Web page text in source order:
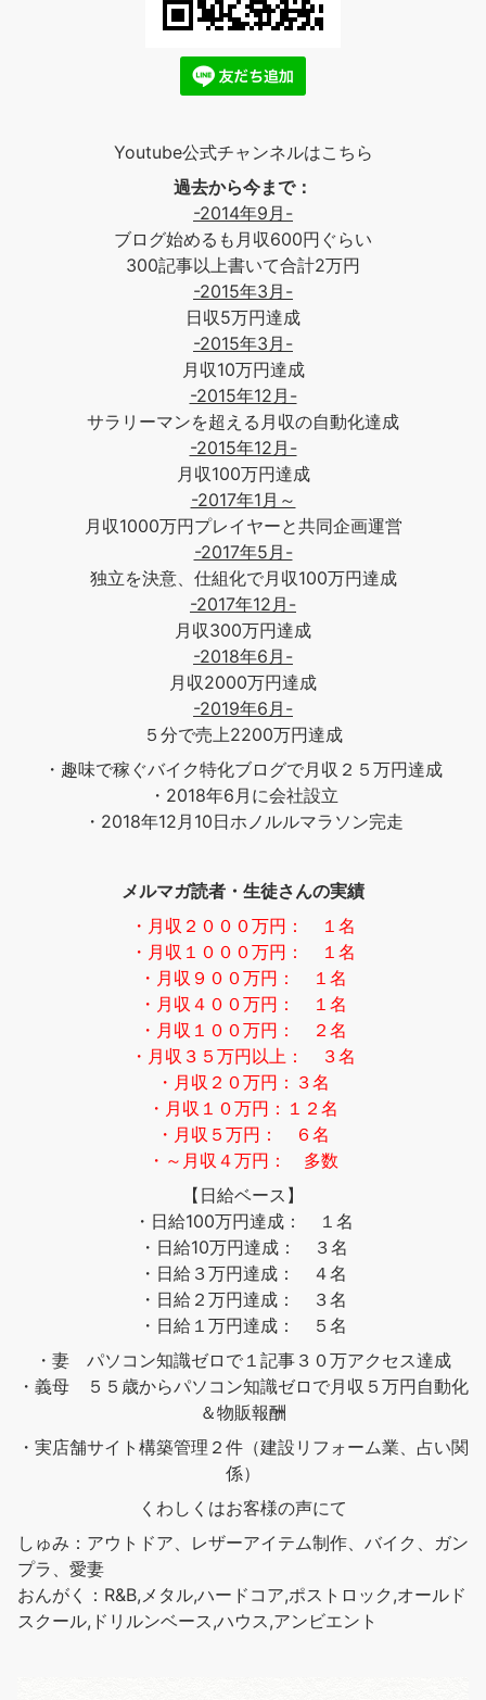
Youtube公式チャンネルはこちら
過去から今まで：
-2014年9月-
ブログ始めるも月収600円ぐらい
300記事以上書いて合計2万円
-2015年3月-
日収5万円達成
-2015年3月-
月収10万円達成
-2015年12月-
サラリーマンを超える月収の自動化達成
-2015年12月-
月収100万円達成
-2017年1月～
月収1000万円プレイヤーと共同企画運営
-2017年5月-
独立を決意、仕組化で月収100万円達成
-2017年12月-
月収300万円達成
-2018年6月-
月収2000万円達成
-2019年6月-
５分で売上2200万円達成
・趣味で稼ぐバイク特化ブログで月収２５万円達成
・2018年6月に会社設立
・2018年12月10日ホノルルマラソン完走
メルマガ読者・生徒さんの実績
・月収２０００万円： １名
・月収１０００万円： １名
・月収９００万円： １名
・月収４００万円： １名
・月収１００万円： ２名
・月収３５万円以上： ３名
・月収２０万円：３名
・月収１０万円：１２名
・月収５万円： ６名
・～月収４万円： 多数
【日給ベース】
・日給100万円達成： １名
・日給10万円達成： ３名
・日給３万円達成： ４名
・日給２万円達成： ３名
・日給１万円達成： ５名
・妻 パソコン知識ゼロで１記事３０万アクセス達成
・義母 ５５歳からパソコン知識ゼロで月収５万円自動化
＆物販報酬
・実店舗サイト構築管理２件（建設リフォーム業、占い関
係）
くわしくはお客様の声にて
しゅみ：アウトドア、レザーアイテム制作、バイク、ガン
プラ、愛妻
おんがく：R&B,メタル,ハードコア,ポストロック,オールド
スクール,ドリルンベース,ハウス,アンビエント